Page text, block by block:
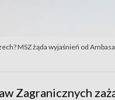
MSZ żąda wyjaśnień od
Zagranicznych